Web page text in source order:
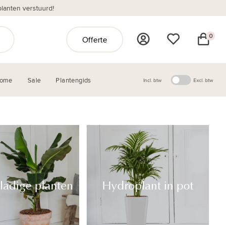
verstuurd!
Offerte 0
Sale Plantengids Incl. btw Excl. btw
planten Hydroplant in pot